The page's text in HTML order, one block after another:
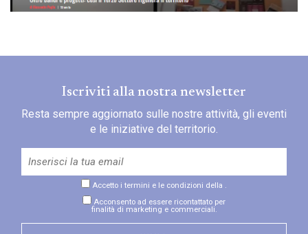
Iscriviti alla nostra newsletter
Resta sempre aggiornato sulle nostre attività, gli eventi
e le iniziative del territorio.
Accetto i termini e le condizioni della .
Acconsento ad essere ricontattato per
finalità di marketing e commerciali.